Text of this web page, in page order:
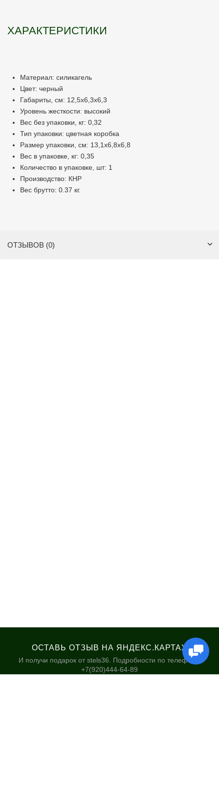
ХАРАКТЕРИСТИКИ
Материал: силикагель
Цвет: черный
Габариты, см: 12,5х6,3х6,3
Уровень жесткости: высокий
Вес без упаковки, кг: 0,32
Тип упаковки: цветная коробка
Размер упаковки, см: 13,1х6,8х6,8
Вес в упаковке, кг: 0,35
Количество в упаковке, шт: 1
Производство: КНР
Вес брутто: 0.37 кг.
ОТЗЫВОВ (0)
ОСТАВЬ ОТЗЫВ НА ЯНДЕКС.КАРТАХ
И получи подарок от stels36. Подробности по телефону:
+7(920)444-64-89